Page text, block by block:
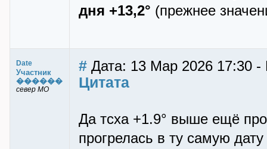
дня +13,2° (прежнее
Date
Участник
������
север МО
# Дата: 13 Мар 2026 17:30 -
Цитата
Да тсха +1.9° выше ещё
прогрелась в ту самую